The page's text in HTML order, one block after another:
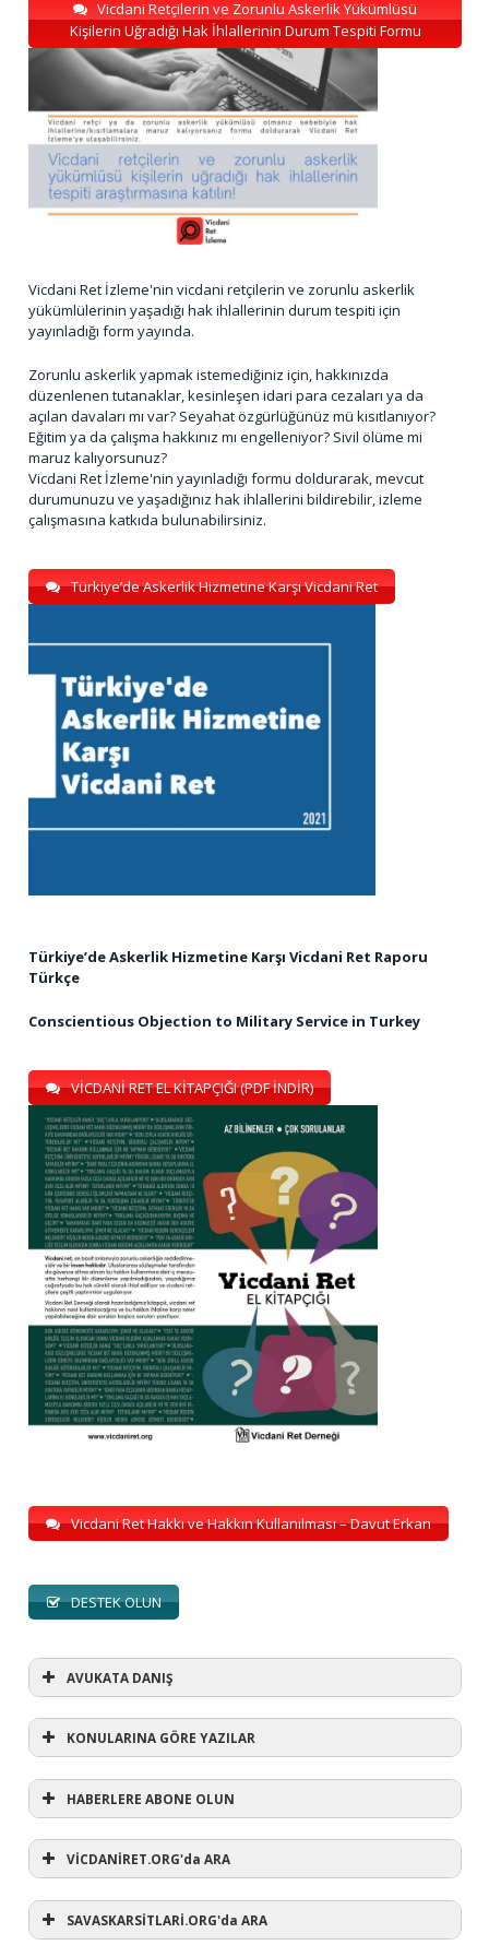
Vicdani Retçilerin ve Zorunlu Askerlik Yükümlüsü
Kişilerin Uğradığı Hak İhlallerinin Durum Tespiti Formu
Vicdani Ret İzleme'nin vicdani retçilerin ve zorunlu askerlik
yükümlülerinin yaşadığı hak ihlallerinin durum tespiti için
yayınladığı form yayında.
Zorunlu askerlik yapmak istemediğiniz için, hakkınızda
düzenlenen tutanaklar, kesinleşen idari para cezaları ya da
açılan davaları mı var? Seyahat özgürlüğünüz mü kısıtlanıyor?
Eğitim ya da çalışma hakkınız mı engelleniyor? Sivil ölüme mi
maruz kalıyorsunuz?
Vicdani Ret İzleme'nin yayınladığı formu doldurarak, mevcut
durumunuzu ve yaşadığınız hak ihlallerini bildirebilir, izleme
çalışmasına katkıda bulunabilirsiniz.
Türkiye’de Askerlik Hizmetine Karşı Vicdani Ret
Türkiye’de Askerlik Hizmetine Karşı Vicdani Ret Raporu
Türkçe
Conscientious Objection to Military Service in Turkey
VİCDANİ RET EL KİTAPÇIĞI (PDF İNDİR)
Vicdani Ret Hakkı ve Hakkın Kullanılması – Davut Erkan
DESTEK OLUN
AVUKATA DANIŞ
AVUKATA DANIŞ
KONULARINA GÖRE YAZILAR
KONULARINA GÖRE YAZILAR
#refusewar(1)
'dur' ihtarı(3)
HABERLERE ABONE OLUN
VİCDANİRET.ORG'da ARA
SAVASKARSİTLARİ.ORG'da ARA